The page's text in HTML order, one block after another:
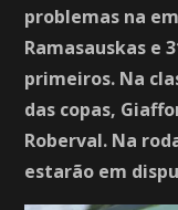
problemas na
Ramasauskas e
primeiros. Na
das copas,
Roberval. Na
estarão em